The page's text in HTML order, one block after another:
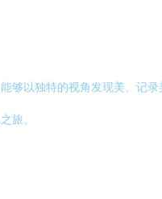
够以独特的视角发现美、记录
旅。